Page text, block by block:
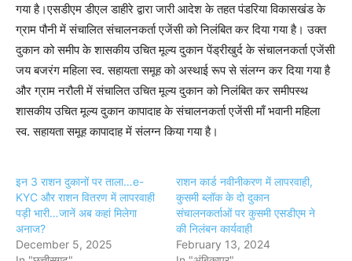
गया है।एसडीएम डीएल डाहीरे द्वारा जारी आदेश के तहत पंडरिया विकासखंड के
ग्राम पौनी में संचालित संचालनकर्ता एजेंसी को निलंबित कर दिया गया है। उक्त
दुकान को समीप के शासकीय उचित मूल्य दुकान पेंड्रीखुर्द के संचालनकर्ता एजेंसी
जय बजरंग महिला स्व. सहायता समूह को अस्थाई रूप से संलग्न कर दिया गया है
और ग्राम नरौली में संचालित उचित मूल्य दुकान को निलंबित कर समीपस्थ
शासकीय उचित मूल्य दुकान कापादाह के संचालनकर्ता एजेंसी माँ भवानी महिला
स्व. सहायता समूह कापादाह में संलग्न किया गया है।
इन 3 राशन दुकानों पर ताला…e-
KYC और राशन वितरण में लापरवाही
पड़ी भारी…जानें अब कहां मिलेगा
अनाज?
December 5, 2025
राशन कार्ड नवीनीकरण में लापरवाही,
कुसमी ब्लॉक के दो दुकान
संचालनकर्ताओं पर कुसमी एसडीएम ने
की निलंबन कार्यवाही
February 13, 2024